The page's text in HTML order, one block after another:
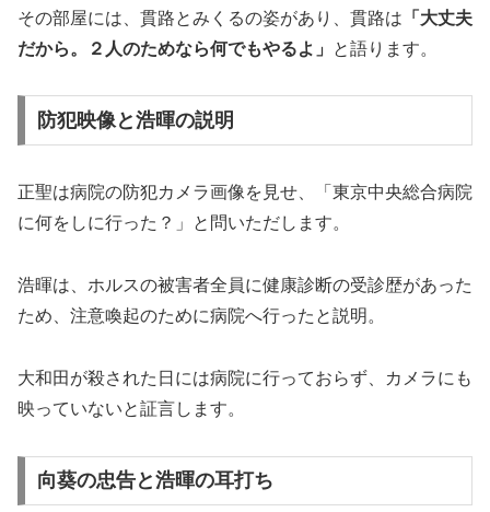
その部屋には、貫路とみくるの姿があり、貫路は 「大丈夫
だから。２人のためなら何でもやるよ」
と語ります。
防犯映像と浩暉の説明
正聖は病院の防犯カメラ画像を見せ、「東京中央総合病院
に何をしに行った？」と問いただします。
浩暉は、ホルスの被害者全員に健康診断の受診歴があった
ため、注意喚起のために病院へ行ったと説明。
大和田が殺された日には病院に行っておらず、カメラにも
映っていないと証言します。
向葵の忠告と浩暉の耳打ち